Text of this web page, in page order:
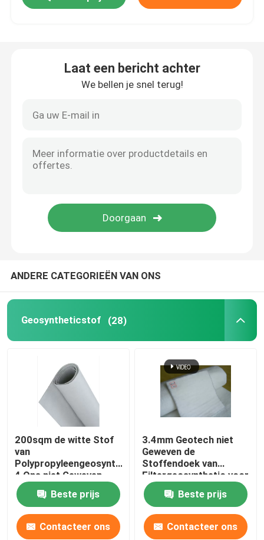
Geofabriczandzakken
Plastic Drainageraad
Samengesteld Drainagenetwerk
3D Geomat
De Machine van het Geomembranelassen
Laat een bericht achter
We bellen je snel terug!
ANDERE CATEGORIEËN VAN ONS
Geosyntheticstof (28)
200sqm de witte Stof
van
Polypropyleengeosynthetic
4 Ons niet Geweven
Geotextile Stof
Beste prijs
Contacteer ons
3.4mm Geotech niet
Geweven de
Stoffendoek van
Filtergeosynthetic voor
Wegenbouw
Beste prijs
Contacteer ons